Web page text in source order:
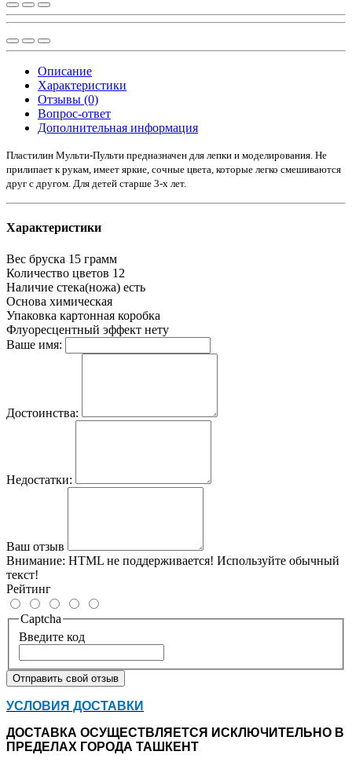
Описание
Характеристики
Отзывы (0)
Вопрос-ответ
Дополнительная информация
Пластилин Мульти-Пульти предназначен для лепки и моделирования. Не
прилипает к рукам, имеет яркие, сочные цвета, которые легко смешиваются
друг с другом. Для детей старше 3-х лет.
Характеристики
Вес бруска 15 грамм
Количество цветов 12
Наличие стека(ножа) есть
Основа химическая
Упаковка картонная коробка
Флуоресцентный эффект нету
Ваше имя:
Достоинства:
Недостатки:
Ваш отзыв
Внимание: HTML не поддерживается! Используйте обычный
текст!
Рейтинг
Captcha
Введите код
Отправить свой отзыв
УСЛОВИЯ ДОСТАВКИ
ДОСТАВКА ОСУЩЕСТВЛЯЕТСЯ ИСКЛЮЧИТЕЛЬНО В
ПРЕДЕЛАХ ГОРОДА ТАШКЕНТ